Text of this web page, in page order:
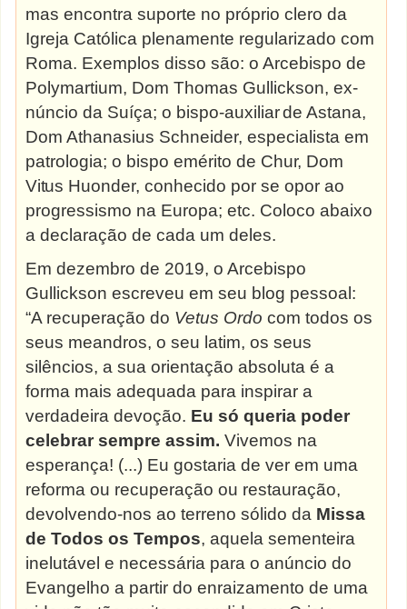
mas encontra suporte no próprio clero da
Igreja Católica plenamente regularizado com
Roma. Exemplos disso são: o Arcebispo de
Polymartium, Dom Thomas Gullickson, ex-
núncio da Suíça; o bispo-auxiliarde Astana,
Dom Athanasius Schneider, especialista em
patrologia; o bispo emérito de Chur, Dom
Vitus Huonder, conhecido por se opor ao
progressismo na Europa; etc. Coloco abaixo
a declaração de cada um deles.
Em dezembro de 2019, o Arcebispo
Gullickson escreveu em seu blog pessoal:
“A recuperação do Vetus Ordocom todos os
seus meandros, o seu latim, os seus
silêncios, a sua orientação absoluta é a
forma mais adequada para inspirar a
verdadeira devoção. Eu só queria poder
celebrar sempre assim.Vivemos na
esperança! (...) Eu gostaria de ver em uma
reforma ou recuperação ou restauração,
devolvendo-nos ao terreno sólido da Missa
de Todos os Tempos, aquela sementeira
inelutável e necessária para o anúncio do
Evangelho a partir do enraizamento de uma